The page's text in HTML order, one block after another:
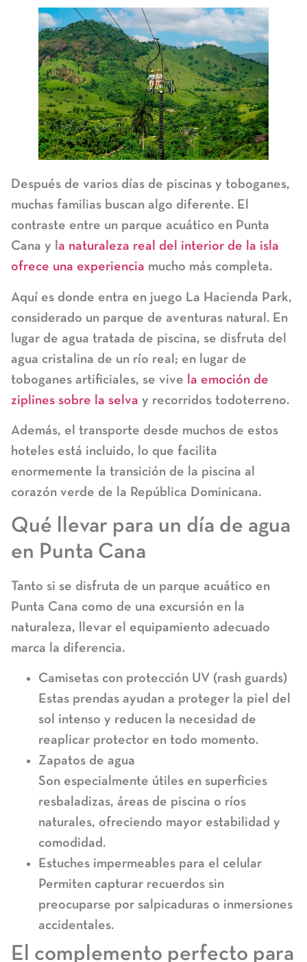
Después de varios días de piscinas y toboganes,
muchas familias buscan algo diferente. El
contraste entre un parque acuático en Punta
Cana y l a naturaleza real del interior de la isla
ofrece una experiencia mucho más completa.
Aquí es donde entra en juego La Hacienda Park,
considerado un parque de aventuras natural. En
lugar de agua tratada de piscina, se disfruta del
agua cristalina de un río real; en lugar de
toboganes artificiales, se vive la emoción de
ziplines sobre la selva y recorridos todoterreno.
Además, el transporte desde muchos de estos
hoteles está incluido, lo que facilita
enormemente la transición de la piscina al
corazón verde de la República Dominicana.
Qué llevar para un día de agua
en Punta Cana
Tanto si se disfruta de un parque acuático en
Punta Cana como de una excursión en la
naturaleza, llevar el equipamiento adecuado
marca la diferencia.
Camisetas con protección UV (rash guards)
Estas prendas ayudan a proteger la piel del
sol intenso y reducen la necesidad de
reaplicar protector en todo momento.
Zapatos de agua
Son especialmente útiles en superficies
resbaladizas, áreas de piscina o ríos
naturales, ofreciendo mayor estabilidad y
comodidad.
Estuches impermeables para el celular
Permiten capturar recuerdos sin
preocuparse por salpicaduras o inmersiones
accidentales.
El complemento perfecto para